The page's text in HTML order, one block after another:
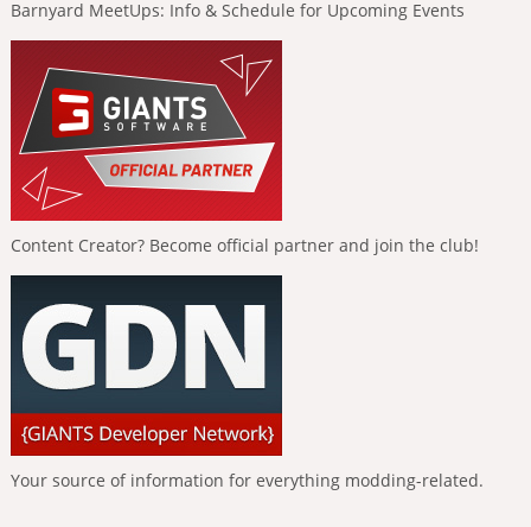
Barnyard MeetUps: Info & Schedule for Upcoming Events
Content Creator? Become official partner and join the club!
Your source of information for everything modding-related.